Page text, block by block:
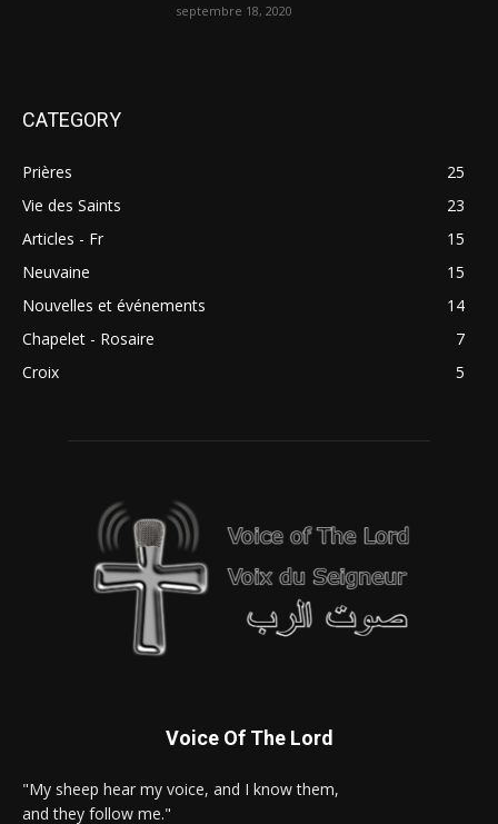
septembre 18, 2020
CATEGORY
Prières
25
Vie des Saints
23
Articles - Fr
15
Neuvaine
15
Nouvelles et événements
14
Chapelet - Rosaire
7
Croix
5
Voice Of The Lord
"My sheep hear my voice, and I know them,
and they follow me."